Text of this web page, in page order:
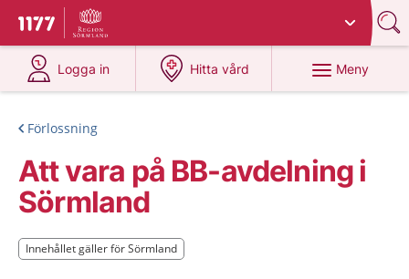
Till startsidan för 1177
Du har valt region
Logga in
på 1177.se
Hitta vård
på 1177.se
Meny
Förlossning
Att vara på BB-avdelning i
Sörmland
Innehållet gäller för Sörmland
Innehållet gäller för Sörmland